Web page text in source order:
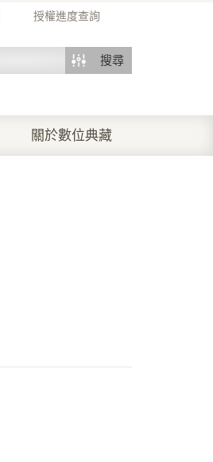
授權進度查詢
搜尋
關於數位典藏